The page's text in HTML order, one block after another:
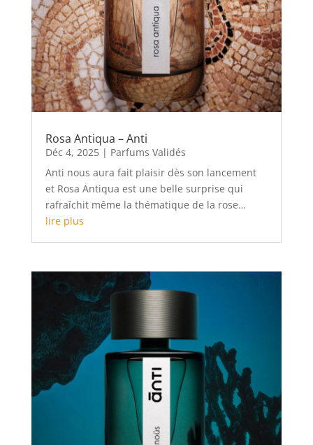
Rosa Antiqua – Anti
Déc 4, 2025| Parfums Validés
Anti nous aura fait plaisir dès son lancement
et Rosa Antiqua est une belle surprise qui
rafraîchit même la thématique de la rose…
lire plus